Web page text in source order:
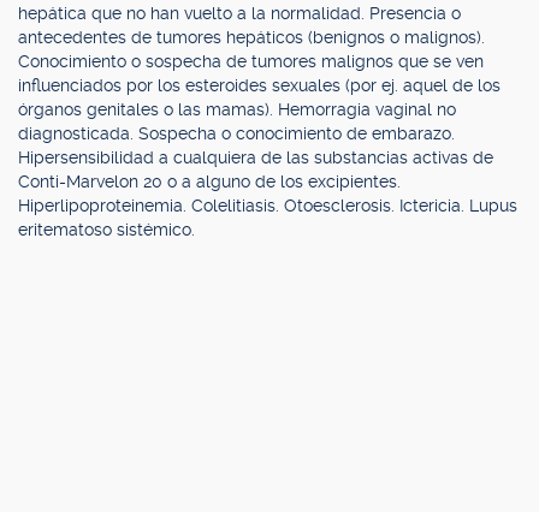
hepática que no han vuelto a la normalidad. Presencia o
antecedentes de tumores hepáticos (benignos o malignos).
Conocimiento o sospecha de tumores malignos que se ven
influenciados por los esteroides sexuales (por ej. aquel de los
órganos genitales o las mamas). Hemorragia vaginal no
diagnosticada. Sospecha o conocimiento de embarazo.
Hipersensibilidad a cualquiera de las substancias activas de
Conti-Marvelon 20 o a alguno de los excipientes.
Hiperlipoproteinemia. Colelitiasis. Otoesclerosis. Ictericia. Lupus
eritematoso sistémico.